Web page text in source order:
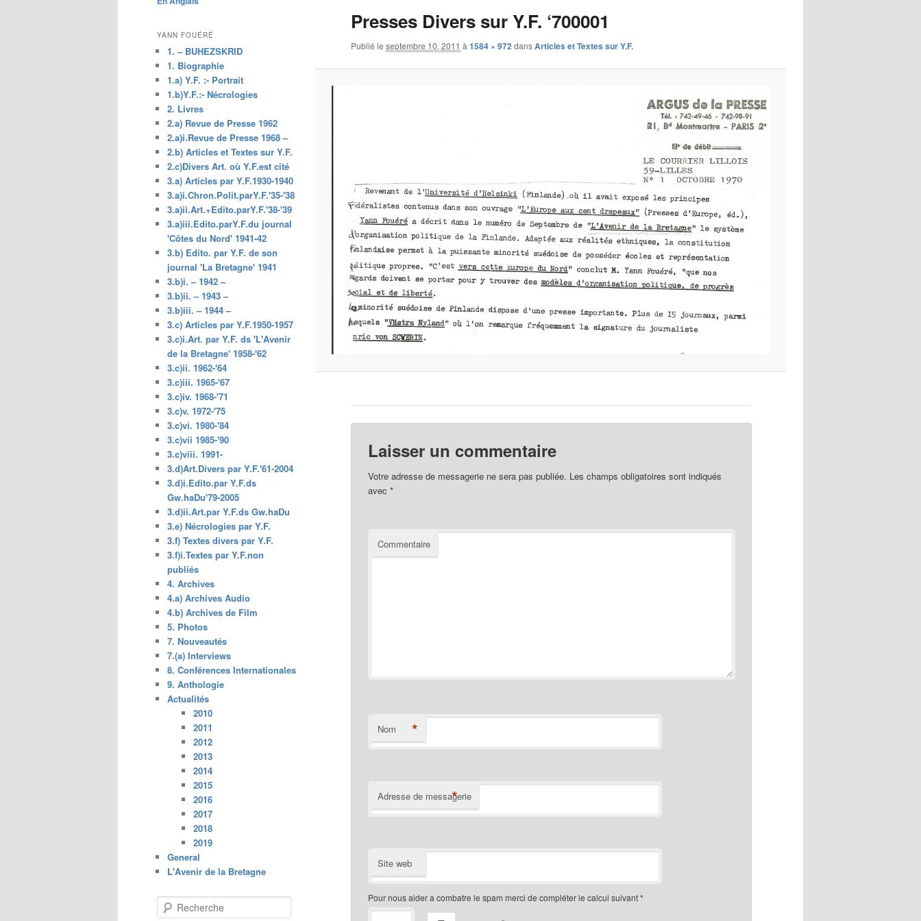
principal Presses Divers sur Y.F. ‘700001
Publié le septembre 10, 2011 à 1584 × 972 dansArticles et Textes sur Y.F.
Laisser un commentaire
Votre adresse de messagerie ne sera pas publiée. Les champs obligatoires sont indiqués
avec*
Commentaire
Nom *
Adresse de messagerie
*
Site web
Pour nous aider a combatre le spam merci de compléter le calcul suivant*
YANN FOUÉRÉ
1. – BUHEZSKRID
1. Biographie
1.a) Y.F. :- Portrait
1.b)Y.F.:- Nécrologies
2. Livres
2.a) Revue de Presse 1962
2.a)i.Revue de Presse 1968 –
2.b) Articles et Textes sur Y.F.
2.c)Divers Art. où Y.F.est cité
3.a) Articles par Y.F.1930-1940
3.a)i.Chron.Polit.parY.F.'35-'38
3.a)ii.Art.+Edito.parY.F.'38-'39
3.a)iii.Edito.parY.F.du journal
'Côtes du Nord' 1941-42
3.b) Edito. par Y.F. de son
journal 'La Bretagne' 1941
3.b)i. – 1942 –
3.b)ii. – 1943 –
3.b)iii. – 1944 –
3.c) Articles par Y.F.1950-1957
3.c)i.Art. par Y.F. ds 'L'Avenir
de la Bretagne' 1958-'62
3.c)ii. 1962-'64
3.c)iii. 1965-'67
3.c)iv. 1968-'71
3.c)v. 1972-'75
3.c)vi. 1980-'84
3.c)vii 1985-'90
3.c)viii. 1991-
3.d)Art.Divers par Y.F.'61-2004
3.d)i.Edito.par Y.F.ds
Gw.haDu'79-2005
3.d)ii.Art.par Y.F.ds Gw.haDu
3.e) Nécrologies par Y.F.
3.f) Textes divers par Y.F.
3.f)i.Textes par Y.F.non
publiés
4. Archives
4.a) Archives Audio
4.b) Archives de Film
5. Photos
7. Nouveautés
7.(a) Interviews
8. Conférences Internationales
9. Anthologie
Actualités
2010
2011
2012
2013
2014
2015
2016
2017
2018
2019
General
L'Avenir de la Bretagne
e